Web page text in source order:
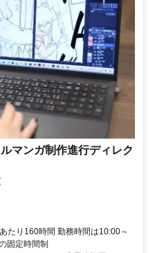
マンガ制作進行ディレク
たり160時間 勤務時間は10:00～
固定時間制